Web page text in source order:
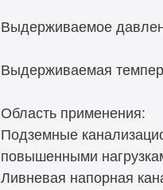
Выдерживаемое
Выдерживаемая
Область применения:
Подземные
повышенными
Ливневая напорная